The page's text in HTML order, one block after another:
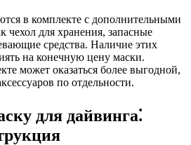
в комплекте с дополнительными
чехол для хранения, запасные
средства. Наличие этих
на конечную цену маски.
может оказаться более выгодной,
по отдельности.
для дайвинга⁚